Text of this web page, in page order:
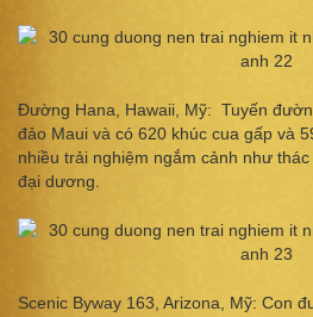
Đường Hana, Hawaii, Mỹ: Tuyến
đảo Maui và có 620 khúc cua gấp và
nhiều trải nghiệm ngắm cảnh như
đại dương.
Scenic Byway 163, Arizona, Mỹ: Con